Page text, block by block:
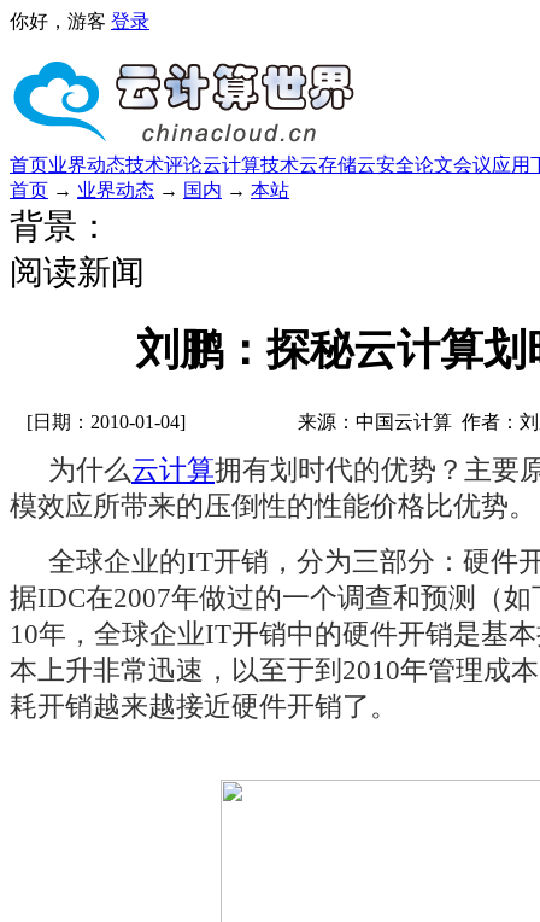
你好，游客 登录
首页业界动态技术评论云计算技术云存储云安全论文会议应用
首页 → 业界动态 → 国内 → 本站
背景：
阅读新闻
刘鹏：探秘云计算
[日期：2010-01-04] 来源：中国云计算 作者：
为什么云计算拥有划时代的优势？主要
模效应所带来的压倒性的性能价格比优势。
全球企业的IT开销，分为三部分：硬件
据IDC在2007年做过的一个调查和预测（
10年，全球企业IT开销中的硬件开销是基
本上升非常迅速，以至于到2010年管理成
耗开销越来越接近硬件开销了。